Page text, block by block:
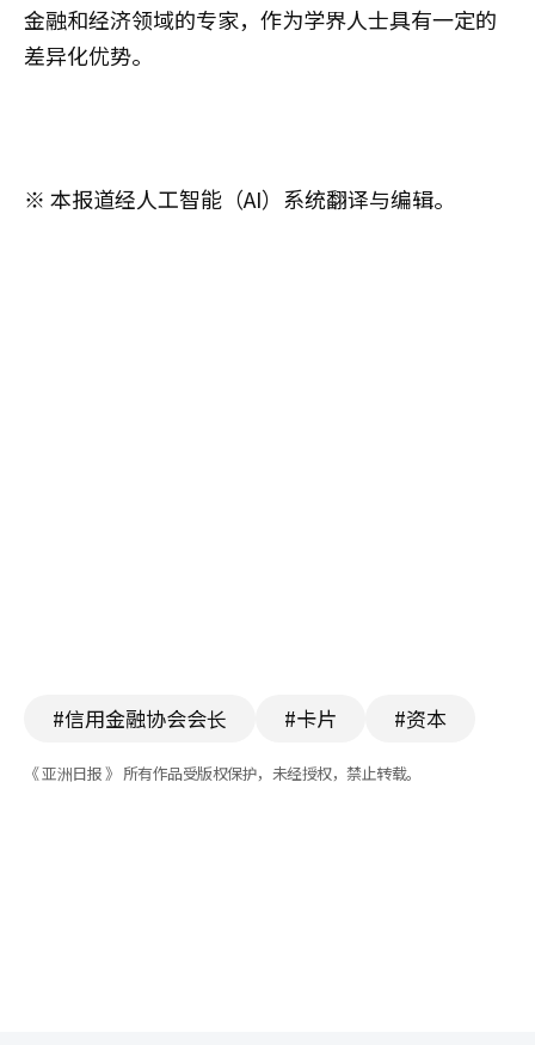
金融和经济领域的专家，作为学界人士具有一定的
差异化优势。
※ 本报道经人工智能（AI）系统翻译与编辑。
#信用金融协会会长 #卡片 #资本
《 亚洲日报 》 所有作品受版权保护，未经授权，禁止转载。